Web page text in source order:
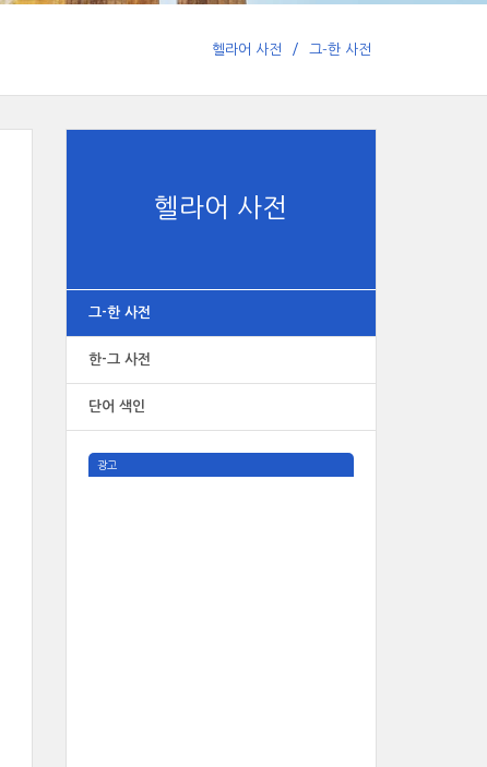
헬라어 사전 그-한 사전
헬라어 사전
그-한 사전
한-그 사전
단어 색인
광고